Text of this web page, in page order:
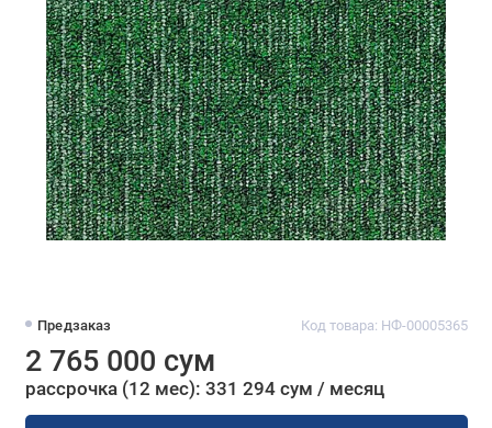
Предзаказ Код товара: НФ-00005365
2 765 000 сум
рассрочка (12 мес): 331 294 сум / месяц